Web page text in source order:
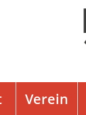
Verein